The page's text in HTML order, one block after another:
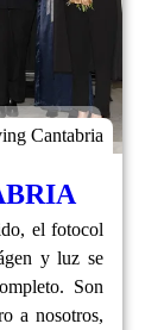
Cantabria
el fotocol
y luz se
Son
a nosotros,